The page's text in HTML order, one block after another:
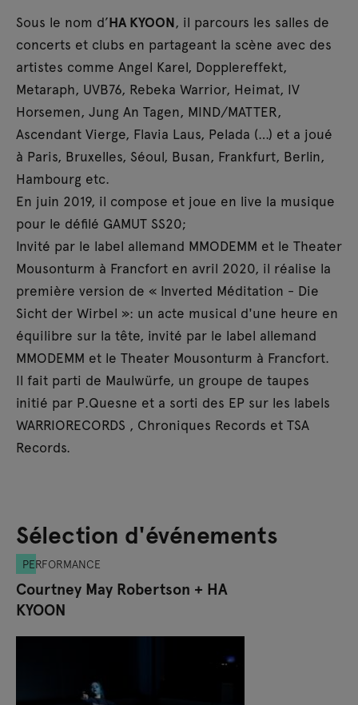
Sous le nom d’HA KYOON, il parcours les salles de
concerts et clubs en partageant la scène avec des
artistes comme Angel Karel, Dopplereffekt,
Metaraph, UVB76, Rebeka Warrior, Heimat, IV
Horsemen, Jung An Tagen, MIND/MATTER,
Ascendant Vierge, Flavia Laus, Pelada (…) et a joué
à Paris, Bruxelles, Séoul, Busan, Frankfurt, Berlin,
Hambourg etc.
En juin 2019, il compose et joue en live la musique
pour le défilé GAMUT SS20;
Invité par le label allemand MMODEMM et le Theater
Mousonturm à Francfort en avril 2020, il réalise la
première version de « Inverted Méditation - Die
Sicht der Wirbel »: un acte musical d'une heure en
équilibre sur la tête, invité par le label allemand
MMODEMM et le Theater Mousonturm à Francfort.
Il fait parti de Maulwürfe, un groupe de taupes
initié par P.Quesne et a sorti des EP sur les labels
WARRIORECORDS , Chroniques Records et TSA
Records.
Sélection d'événements
PERFORMANCE
Courtney May Robertson + HA
KYOON